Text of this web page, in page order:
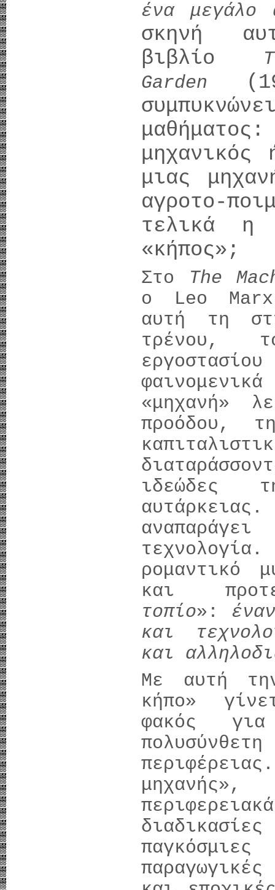
ένα μεγάλο
σκηνή
βιβλίο
Garden
μιας
αγροτο-
τελικά η
«κήπος»;
Στο The
ο Leo Marx
αυτή τη
τρένου,
«μηχανή»
προόδου,
ιδεώδες
ρομαντικό
και
τοπίο»:
και
και
Με αυτή
κήπο»
φακός